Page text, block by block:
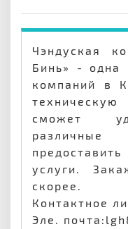
Чэндуская
Бинь» - одна
компаний в
сможет
услуги.
скорее.
Контактное
Эле.